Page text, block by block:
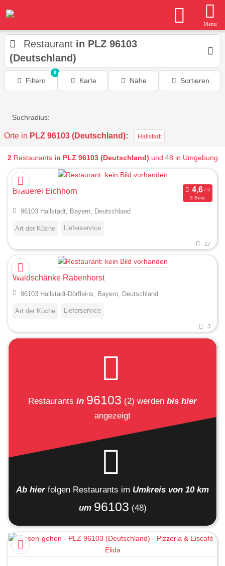
Menu
Restaurant in PLZ 96103
(Deutschland)
Filtern
0
Karte Nähe Sortieren
Suchradius:
Orte in PLZ 96103 (Deutschland): Hallstadt
2Restaurants in PLZ 96103 (Deutschland) und 48 in Umgebung
Brauerei Eichhorn
3 Bew.
96103 Hallstadt, Bayern, Deutschland
Art der Küche Lieferservice
17
Waldschänke Rabenhorst
96103 Hallstadt-Dörfleins, Bayern, Deutschland
Art der Küche Lieferservice
3
Restaurants in 96103 (2) werden bis hier
angezeigt
Ab hier folgen Restaurants im Umkreis von 10 km
um 96103 (48)